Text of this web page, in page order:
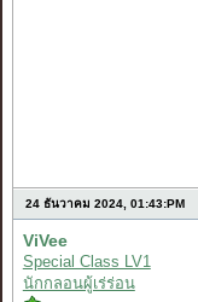
24 ธันวาคม 2024, 01:43:PM
ViVee
Special Class LV1
นักกลอนผู้เร่ร่อน